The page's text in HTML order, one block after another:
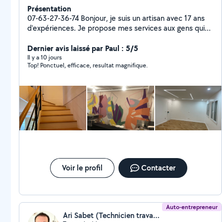
Présentation
07-63-27-36-74 Bonjour, je suis un artisan avec 17 ans
d'expériences. Je propose mes services aux gens qui
papier peint, toile de verre, lino -Pose parquet ,
Ponçage et Vérification - Platerie( coffrage, murs,
doublage , isolation DPE..) - Carrelage , Rénovation
receveur douche, paroi de douche, robinet , Installation
complète cuivre , multicouche, PER ) - Installation
Électrique selon les normes ( changement tableau,
installation prises, interrupteurs, radiateurs ) Votre
satisfaction est ma priorité. Devis gratuit
Dernier avis laissé par Paul : 5/5
Il y a 10 jours
Top! Ponctuel, efficace, resultat magnifique.
Voir le profil Contacter
Auto-entrepreneur
Ari Sabet (Technicien travaux intérieurs)